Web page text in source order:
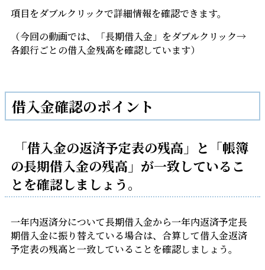
項目をダブルクリックで詳細情報を確認できます。
（今回の動画では、「長期借入金」をダブルクリック→
各銀行ごとの借入金残高を確認しています）
借入金確認のポイント
「借入金の返済予定表の残高」と「帳簿
の長期借入金の残高」が一致しているこ
とを確認しましょう。
一年内返済分について長期借入金から一年内返済予定長
期借入金に振り替えている場合は、合算して借入金返済
予定表の残高と一致していることを確認しましょう。